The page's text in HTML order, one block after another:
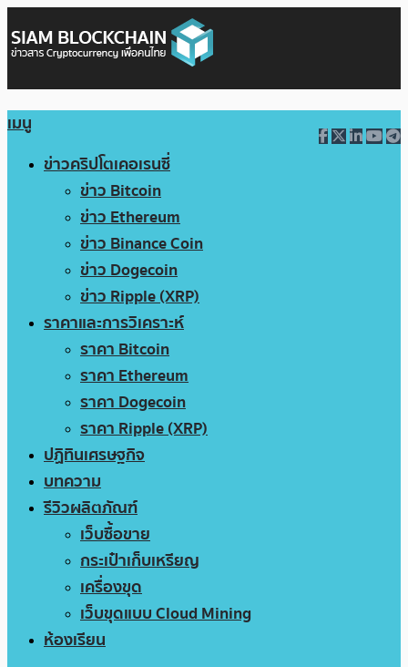
เมนู
ข่าวคริปโตเคอเรนซี่
ข่าว Bitcoin
ข่าว Ethereum
ข่าว Binance Coin
ข่าว Dogecoin
ข่าว Ripple (XRP)
ราคาและการวิเคราะห์
ราคา Bitcoin
ราคา Ethereum
ราคา Dogecoin
ราคา Ripple (XRP)
ปฏิทินเศรษฐกิจ
บทความ
รีวิวผลิตภัณฑ์
เว็บซื้อขาย
กระเป๋าเก็บเหรียญ
เครื่องขุด
เว็บขุดแบบ Cloud Mining
ห้องเรียน